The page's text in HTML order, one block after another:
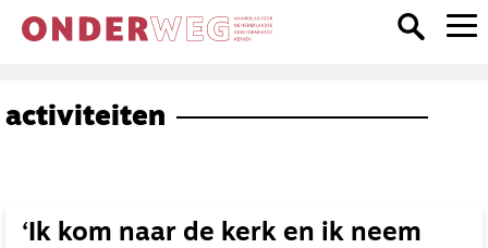
activiteiten
‘Ik kom naar de kerk en ik neem